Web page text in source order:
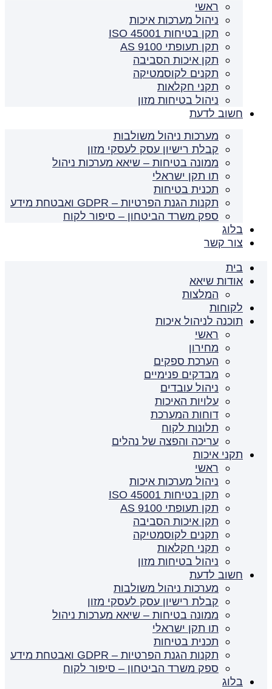
ראשי
ניהול מערכות איכות
תקן בטיחות ISO 45001
תקן תעופתי AS 9100
תקן איכות הסביבה
תקנים לקוסמטיקה
תקני חקלאות
ניהול בטיחות מזון
חשוב לדעת
מערכות ניהול משולבות
קבלת רישיון עסק לעסקי מזון
ממונה בטיחות – שיאא מערכות ניהול
תו תקן ישראלי
תכנית בטיחות
תקנות הגנת הפרטיות – GDPR ואבטחת מידע
ספק משרד הביטחון – סיפור לקוח
בלוג
צור קשר
בית
אודות שיאא
המלצות
לקוחות
תוכנה לניהול איכות
ראשי
מחירון
הערכת ספקים
מבדקים פנימיים
ניהול עובדים
עלויות האיכות
דוחות המערכת
תלונות לקוח
עריכה והפצה של נהלים
תקני איכות
ראשי
ניהול מערכות איכות
תקן בטיחות ISO 45001
תקן תעופתי AS 9100
תקן איכות הסביבה
תקנים לקוסמטיקה
תקני חקלאות
ניהול בטיחות מזון
חשוב לדעת
מערכות ניהול משולבות
קבלת רישיון עסק לעסקי מזון
ממונה בטיחות – שיאא מערכות ניהול
תו תקן ישראלי
תכנית בטיחות
תקנות הגנת הפרטיות – GDPR ואבטחת מידע
ספק משרד הביטחון – סיפור לקוח
בלוג